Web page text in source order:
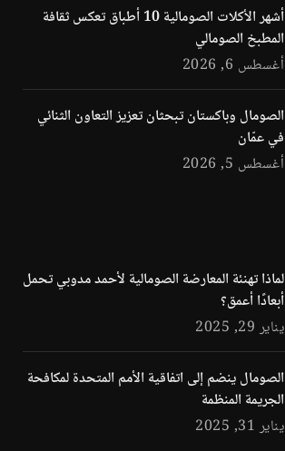
أشهر الأكلات الصومالية 10 أطباق تعكس ثقافة
المطبخ الصومالي
أغسطس 6, 2026
الصومال وباكستان تبحثان تعزيز التعاون الثنائي
في عمّان
أغسطس 5, 2026
لماذا تهنئة المعارضة الصومالية لأحمد مدوبي تحمل
أبعادًا أعمق؟
يناير 29, 2025
الصومال ينضم إلى اتفاقية الأمم المتحدة لمكافحة
الجريمة المنظمة
يناير 31, 2025